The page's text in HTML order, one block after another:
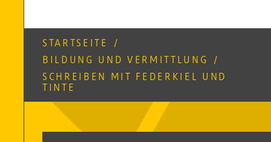
STARTSEITE
/
BILDUNG UND VERMITTLUNG
/
SCHREIBEN MIT FEDERKIEL UND
TINTE